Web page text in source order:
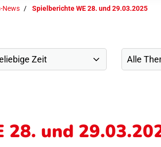
News Spielberichte WE 28. und 29.03.2025
28. und